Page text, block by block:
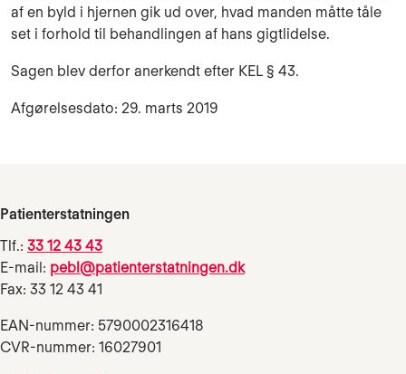
af en byld i hjernen gik ud over, hvad manden måtte tåle
set i forhold til behandlingen af hans gigtlidelse.
Sagen blev derfor anerkendt efter KEL § 43.
Afgørelsesdato: 29. marts 2019
Patienterstatningen
Tlf.: 33 12 43 43
E-mail: pebl@patienterstatningen.dk
Fax: 33 12 43 41
EAN-nummer: 5790002316418
CVR-nummer: 16027901